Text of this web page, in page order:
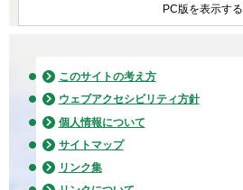
PC版を表示する
このサイトの考え方
ウェブアクセシビリティ方針
個人情報について
サイトマップ
リンク集